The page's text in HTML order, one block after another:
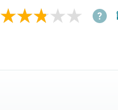
★★★★★
★★★★★ ?